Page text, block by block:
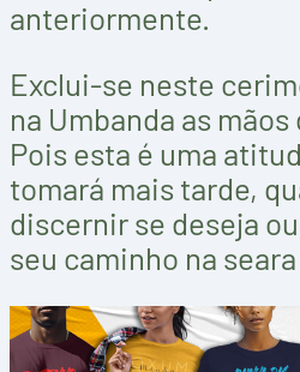
anteriormente.
Exclui-se neste
na Umbanda as
Pois esta é uma
tomará mais tarde,
discernir se deseja
seu caminho na